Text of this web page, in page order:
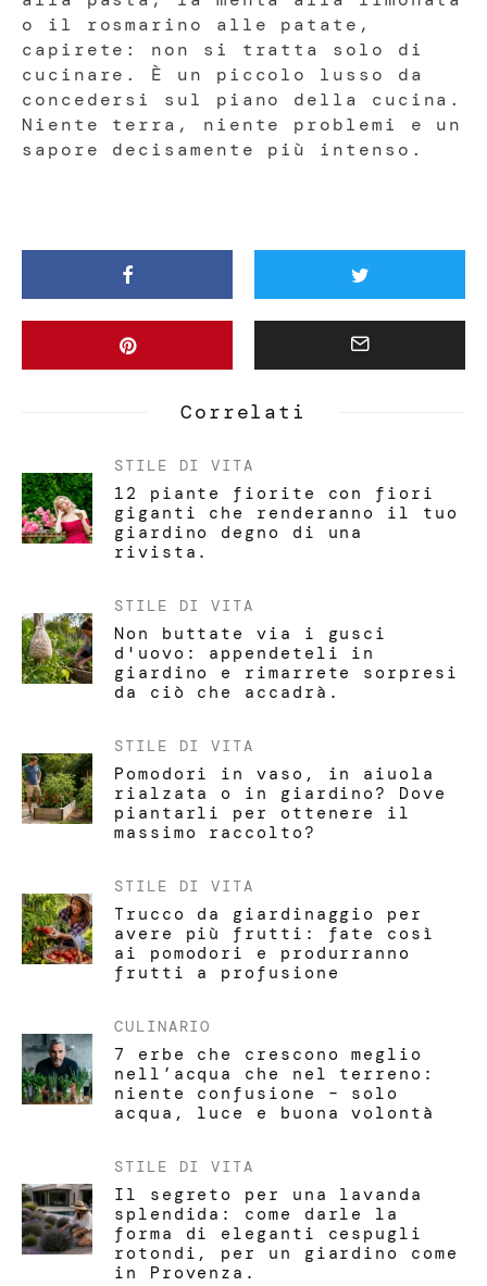
o il rosmarino alle patate,
capirete: non si tratta solo di
cucinare. È un piccolo lusso da
concedersi sul piano della cucina.
Niente terra, niente problemi e un
sapore decisamente più intenso.
Correlati
STILE DI VITA
12 piante fiorite con fiori
giganti che renderanno il tuo
giardino degno di una
rivista.
STILE DI VITA
Non buttate via i gusci
d'uovo: appendeteli in
giardino e rimarrete sorpresi
da ciò che accadrà.
STILE DI VITA
Pomodori in vaso, in aiuola
rialzata o in giardino? Dove
piantarli per ottenere il
massimo raccolto?
STILE DI VITA
Trucco da giardinaggio per
avere più frutti: fate così
ai pomodori e produrranno
frutti a profusione
CULINARIO
7 erbe che crescono meglio
nell’acqua che nel terreno:
niente confusione – solo
acqua, luce e buona volontà
STILE DI VITA
Il segreto per una lavanda
splendida: come darle la
forma di eleganti cespugli
rotondi, per un giardino come
in Provenza.